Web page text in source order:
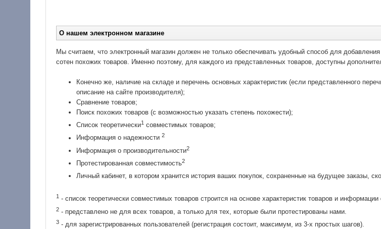
О нашем электронном магазине
Мы считаем, что электронный магазин должен не только обеспечивать удобный способ для
сотен похожих товаров. Именно поэтому, для каждого из представленных товаров, доступны
Конечно же, наличие на складе и перечень основных характеристик (если представленного
описание на сайте производителя);
Сравнение товаров;
Поиск похожих товаров (с возможностью указать степень похожести);
Список теоретически1 совместимых товаров;
Информация о надежности2
Информация о производительности2
Протестированная совместимость2
Личный кабинет, в котором хранится история ваших покупок, сохраненные на будущее заказы,
1 - список теоретически совместимых товаров строится на основе характеристик товаров и
2 - представлено не для всех товаров, а только для тех, которые были протестированы нами.
3 - для зарегистрированных пользователей (регистрация состоит, максимум, из 3-х простых шагов).